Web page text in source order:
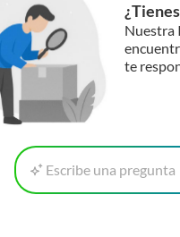
Nuestra
te
Escribe una pregunta